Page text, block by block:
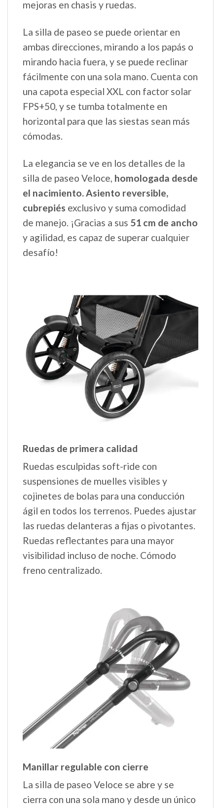
mejoras en chasis y ruedas.
La silla de paseo se puede orientar en
ambas direcciones, mirando a los papás o
mirando hacia fuera, y se puede reclinar
fácilmente con una sola mano. Cuenta con
una capota especial XXL con factor solar
FPS+50, y se tumba totalmente en
horizontal para que las siestas sean más
cómodas.
La elegancia se ve en los detalles de la
silla de paseo Veloce, homologada desde
el nacimiento. Asiento reversible,
cubrepiés exclusivo y suma comodidad
de manejo. ¡Gracias a sus 51 cm de ancho
y agilidad, es capaz de superar cualquier
desafío!
Ruedas de primera calidad
Ruedas esculpidas soft-ride con
suspensiones de muelles visibles y
cojinetes de bolas para una conducción
ágil en todos los terrenos. Puedes ajustar
las ruedas delanteras a fijas o pivotantes.
Ruedas reflectantes para una mayor
visibilidad incluso de noche. Cómodo
freno centralizado.
Manillar regulable con cierre
La silla de paseo Veloce se abre y se
cierra con una sola mano y desde un único